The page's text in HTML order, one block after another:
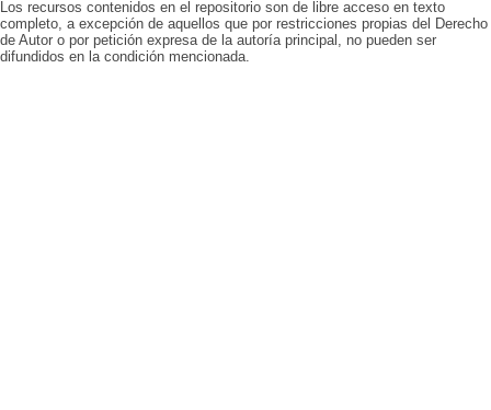
Los recursos contenidos en el repositorio son de libre acceso en texto
completo, a excepción de aquellos que por restricciones propias del Derecho
de Autor o por petición expresa de la autoría principal, no pueden ser
difundidos en la condición mencionada.